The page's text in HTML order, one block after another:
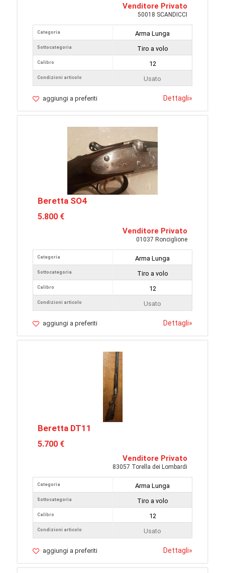
Venditore Privato
50018 SCANDICCI
Categoria
Sottocategoria
Calibro
Condizioni articolo
Arma Lunga
Tiro a volo
12
Usato
aggiungi a preferiti Dettagli»
Beretta SO4
5.800 €
Venditore Privato
01037 Ronciglione
Categoria
Sottocategoria
Calibro
Condizioni articolo
Arma Lunga
Tiro a volo
12
Usato
aggiungi a preferiti Dettagli»
Beretta DT11
5.700 €
Venditore Privato
83057 Torella dei Lombardi
Categoria
Sottocategoria
Calibro
Condizioni articolo
Arma Lunga
Tiro a volo
12
Usato
aggiungi a preferiti Dettagli»